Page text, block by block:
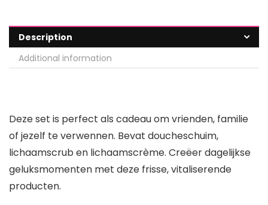
Description
Additional information
Deze set is perfect als cadeau om vrienden, familie
of jezelf te verwennen. Bevat doucheschuim,
lichaamscrub en lichaamscrème. Creëer dagelijkse
geluksmomenten met deze frisse, vitaliserende
producten.